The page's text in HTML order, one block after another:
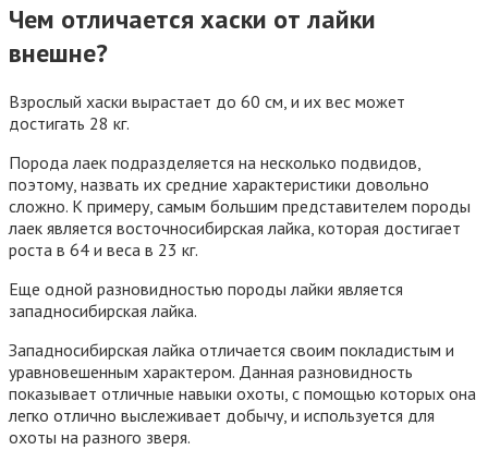
Чем отличается хаски от лайки
внешне?
Взрослый хаски вырастает до 60 см, и их вес может
достигать 28 кг.
Порода лаек подразделяется на несколько подвидов,
поэтому, назвать их средние характеристики довольно
сложно. К примеру, самым большим представителем породы
лаек является восточносибирская лайка, которая достигает
роста в 64 и веса в 23 кг.
Еще одной разновидностью породы лайки является
западносибирская лайка.
Западносибирская лайка отличается своим покладистым и
уравновешенным характером. Данная разновидность
показывает отличные навыки охоты, с помощью которых она
легко отлично выслеживает добычу, и используется для
охоты на разного зверя.